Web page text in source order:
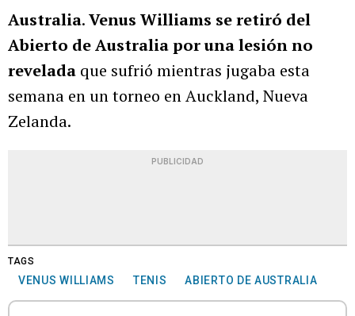
Australia.Venus Williams se retiró del
Abierto de Australia por una lesión no
revelada que sufrió mientras jugaba esta
semana en un torneo en Auckland, Nueva
Zelanda.
PUBLICIDAD
TAGS
VENUS WILLIAMS TENIS ABIERTO DE AUSTRALIA